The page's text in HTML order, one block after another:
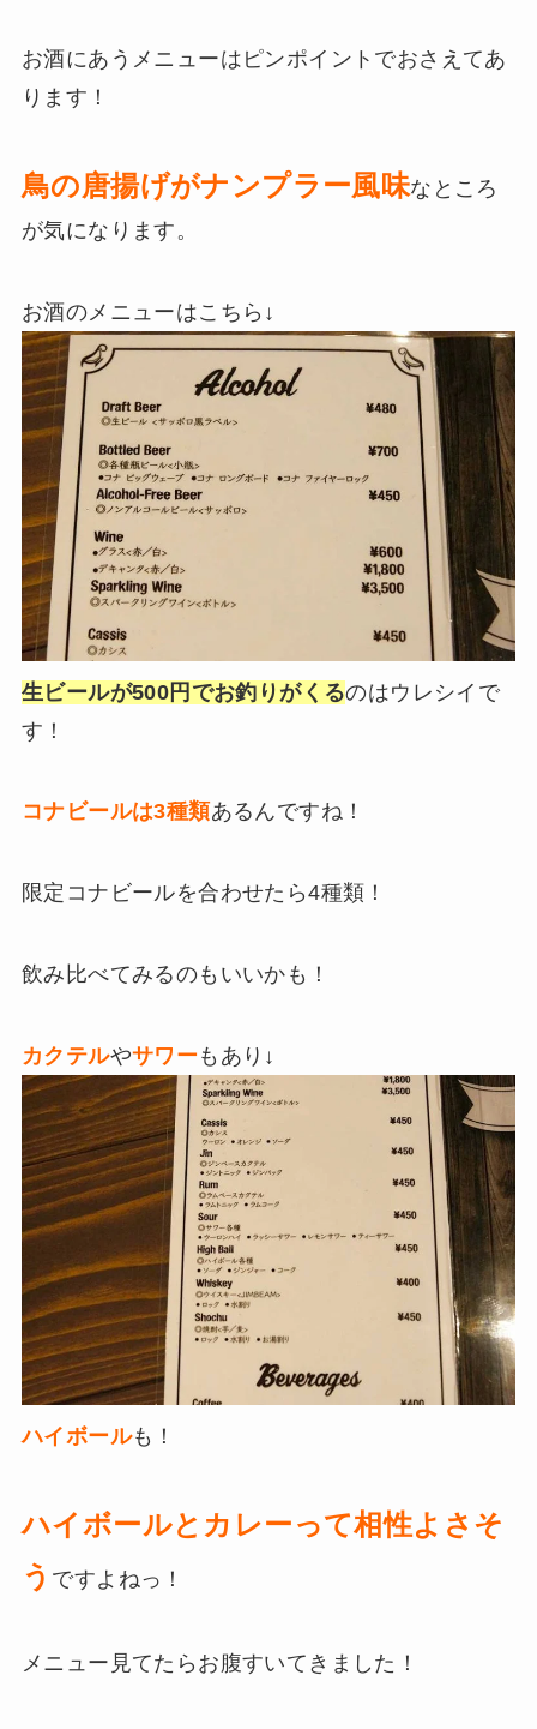
お酒にあうメニューはピンポイントでおさえてあ
ります！
鳥の唐揚げがナンプラー風味なところ
が気になります。
お酒のメニューはこちら↓
生ビールが500円でお釣りがくるのはウレシイで
す！
コナビールは3種類あるんですね！
限定コナビールを合わせたら4種類！
飲み比べてみるのもいいかも！
カクテルやサワーもあり↓
ハイボールも！
ハイボールとカレーって相性よさそ
う ですよねっ！
メニュー見てたらお腹すいてきました！